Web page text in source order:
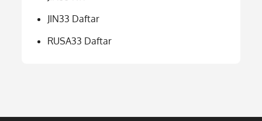
JIN33 Daftar
RUSA33 Daftar